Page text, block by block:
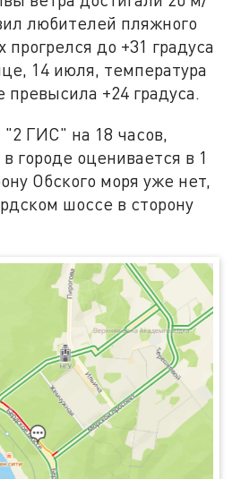
любителей пляжного
прогрелся до +31 градуса
14 июля, температура
+24 градуса.
ГИС" на 18 часов,
городе оценивается в 1
Обского моря уже нет,
шоссе в сторону